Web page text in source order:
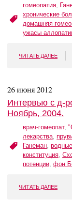
гомеопатия,
хронические
домашняя
ужасы
ЧИТАТЬ ДАЛЕЕ
26 июня 2012
Интервью с д-
Ноябрь, 2004.
врач-гомеопат,
лекарства,
Ганеман,
конституция,
потенции, фон
ЧИТАТЬ ДАЛЕЕ